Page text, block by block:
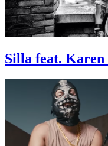
Silla feat.